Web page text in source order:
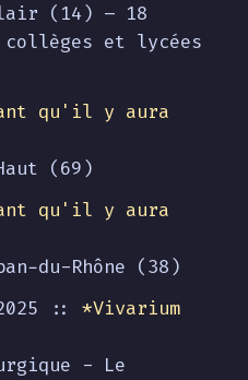
(14) – 18
collèges et lycées
qu'il y aura
(69)
qu'il y aura
du-Rhône (38)
:: *Vivarium
- Le